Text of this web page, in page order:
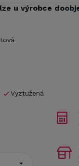
u výrobce
Vyztužená